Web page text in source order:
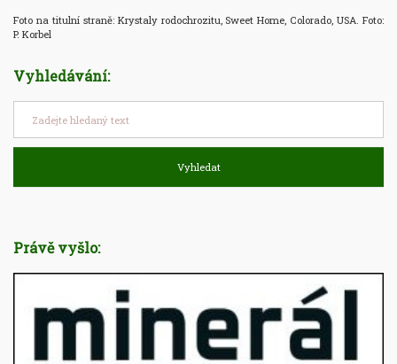
Foto na titulní straně: Krystaly rodochrozitu, Sweet Home, Colorado, USA. Foto:
P. Korbel
Vyhledávání:
Vyhledat
Právě vyšlo: